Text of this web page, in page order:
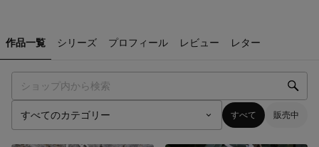
作品一覧 シリーズ プロフィール レビュー レター
すべて 販売中